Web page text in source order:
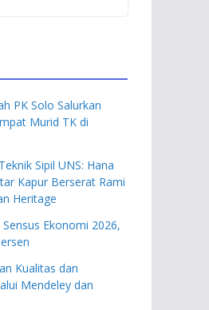
PK Solo Salurkan
Murid TK di
Sipil UNS: Hana
Kapur Berserat Rami
Heritage
Ekonomi 2026,
Kualitas dan
Mendeley dan